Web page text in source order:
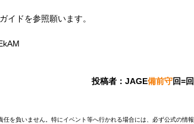
イドを参照願います。
投稿者：JAGE備前守回=回
を負いません。特にイベント等へ行かれる場合には、必ず公式の情報